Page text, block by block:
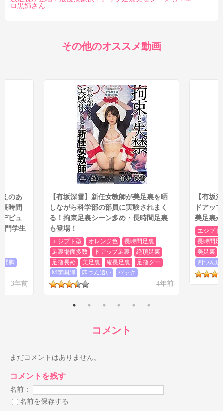
ロ黒姉さん
その他のオススメ動画
えのあ
時間
ビュ
門学生
開脚
3年前
【有坂深雪】新任女教師が美足裏を晒
しながら科学部の部員に実験されまく
る！拘束足裏シーン多め・長時間足裏
も登場！
エジプト型 オレンジ色
長時間足裏
足裏場面多数
ドアップ足裏
絶頂足裏
足指長め
美足裏 縦長足裏
足指グー
M字開脚
四つん這い バック
4年前
【有坂
ドアッ
美足裏
エジプト
長時間足
美足裏
四つん這
コメント
まだコメントはありません。
コメントを残す
名前：
名前を保存する